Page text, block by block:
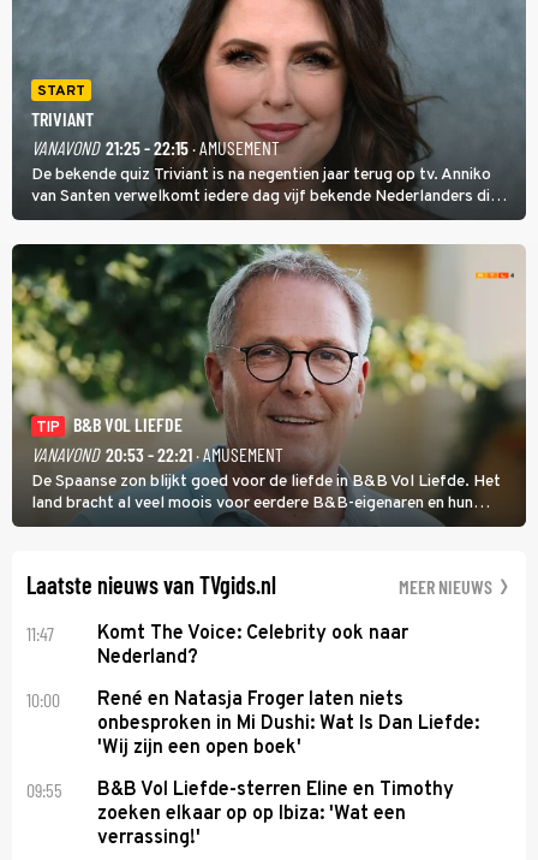
START
TRIVIANT
VANAVOND 21:25 - 22:15· AMUSEMENT
De bekende quiz Triviant is na negentien jaar terug op tv. Anniko
van Santen verwelkomt iedere dag vijf bekende Nederlanders die
vragen beantwoorden in verschillende categorieën. De beste
speler gaat direct door naar de finaleweek.
TIP
B&B VOL LIEFDE
VANAVOND 20:53 - 22:21· AMUSEMENT
De Spaanse zon blijkt goed voor de liefde in B&B Vol Liefde. Het
land bracht al veel moois voor eerdere B&B-eigenaren en hun
partners. Ook Paul runt zijn gastenverblijf in Spanje. De 62-jarige
Laatste nieuws van TVgids.nl MEER NIEUWS
11:47
Komt The Voice: Celebrity ook naar
Nederland?
10:00
René en Natasja Froger laten niets
onbesproken in Mi Dushi: Wat Is Dan Liefde:
'Wij zijn een open boek'
09:55
B&B Vol Liefde-sterren Eline en Timothy
zoeken elkaar op op Ibiza: 'Wat een
verrassing!'